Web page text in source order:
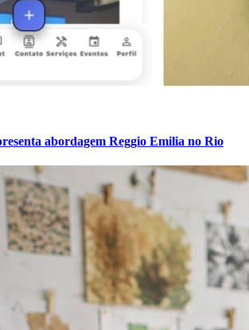
abordagem Reggio Emilia no Rio